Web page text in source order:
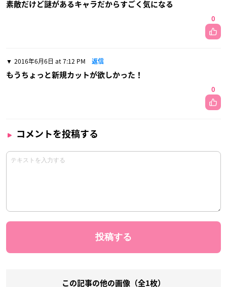
素敵だけど謎があるキャラだからすごく気になる
0
2016年6月6日 at 7:12 PM 返信
もうちょっと新規カットが欲しかった！
0
コメントを投稿する
この記事の他の画像（全1枚）